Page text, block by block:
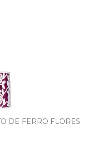
DE FERRO FLORES